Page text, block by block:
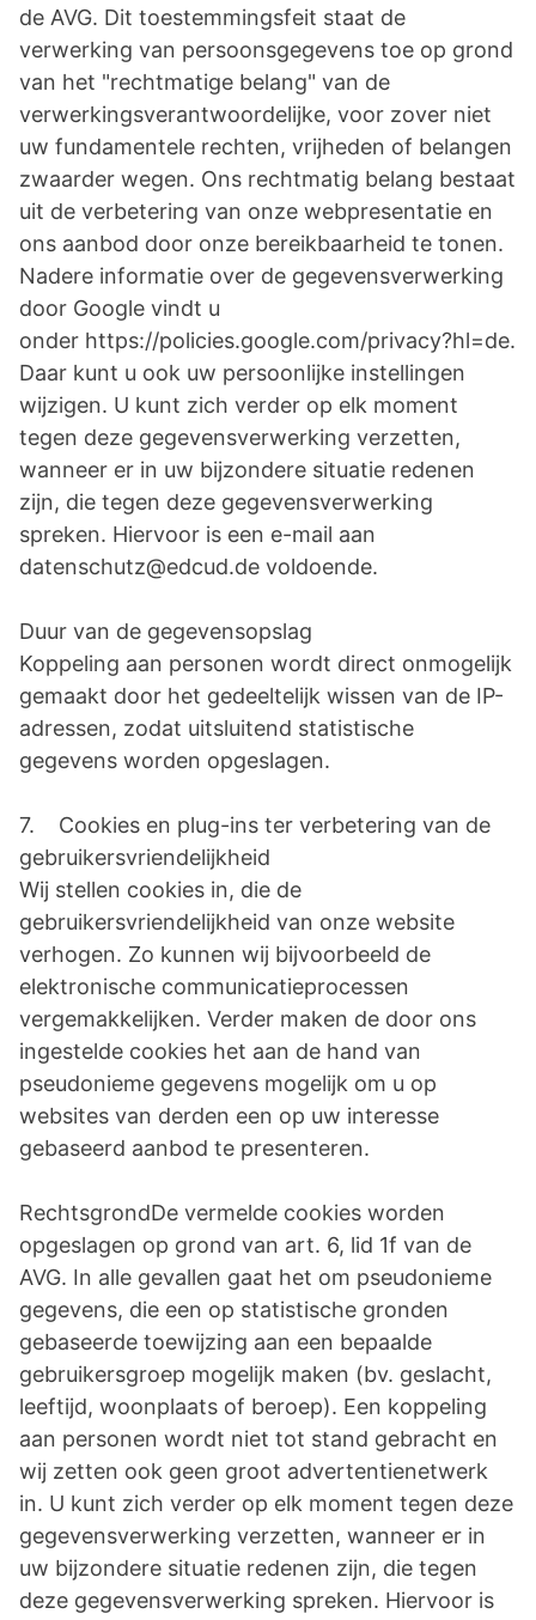
de AVG. Dit toestemmingsfeit staat de
verwerking van persoonsgegevens toe op grond
van het "rechtmatige belang" van de
verwerkingsverantwoordelijke, voor zover niet
uw fundamentele rechten, vrijheden of belangen
zwaarder wegen. Ons rechtmatig belang bestaat
uit de verbetering van onze webpresentatie en
ons aanbod door onze bereikbaarheid te tonen.
Nadere informatie over de gegevensverwerking
door Google vindt u
onder https://policies.google.com/privacy?hl=de.
Daar kunt u ook uw persoonlijke instellingen
wijzigen. U kunt zich verder op elk moment
tegen deze gegevensverwerking verzetten,
wanneer er in uw bijzondere situatie redenen
zijn, die tegen deze gegevensverwerking
spreken. Hiervoor is een e-mail aan
datenschutz@edcud.de voldoende.
Duur van de gegevensopslag
Koppeling aan personen wordt direct onmogelijk
gemaakt door het gedeeltelijk wissen van de IP-
adressen, zodat uitsluitend statistische
gegevens worden opgeslagen.
7. Cookies en plug-ins ter verbetering van de
gebruikersvriendelijkheid
Wij stellen cookies in, die de
gebruikersvriendelijkheid van onze website
verhogen. Zo kunnen wij bijvoorbeeld de
elektronische communicatieprocessen
vergemakkelijken. Verder maken de door ons
ingestelde cookies het aan de hand van
pseudonieme gegevens mogelijk om u op
websites van derden een op uw interesse
gebaseerd aanbod te presenteren.
RechtsgrondDe vermelde cookies worden
opgeslagen op grond van art. 6, lid 1f van de
AVG. In alle gevallen gaat het om pseudonieme
gegevens, die een op statistische gronden
gebaseerde toewijzing aan een bepaalde
gebruikersgroep mogelijk maken (bv. geslacht,
leeftijd, woonplaats of beroep). Een koppeling
aan personen wordt niet tot stand gebracht en
wij zetten ook geen groot advertentienetwerk
in. U kunt zich verder op elk moment tegen deze
gegevensverwerking verzetten, wanneer er in
uw bijzondere situatie redenen zijn, die tegen
deze gegevensverwerking spreken. Hiervoor is